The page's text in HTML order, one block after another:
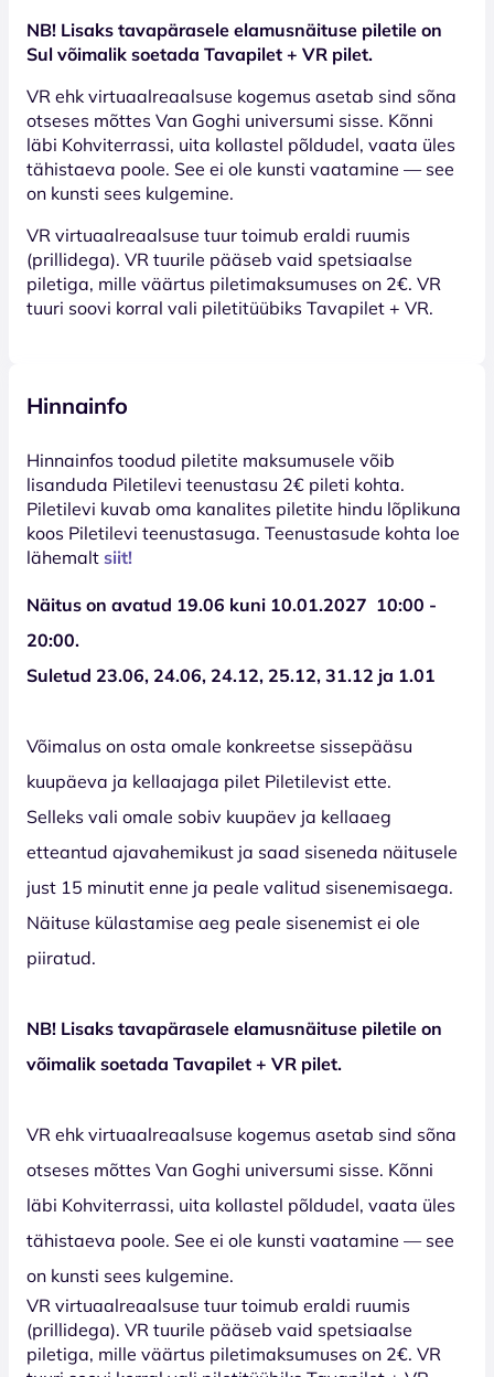
NB! Lisaks tavapärasele elamusnäituse piletile on
Sul võimalik soetada Tavapilet + VR pilet.
VR ehk virtuaalreaalsuse kogemus asetab sind sõna
otseses mõttes Van Goghi universumi sisse. Kõnni
läbi Kohviterrassi, uita kollastel põldudel, vaata üles
tähistaeva poole. See ei ole kunsti vaatamine — see
on kunsti sees kulgemine.
VR virtuaalreaalsuse tuur toimub eraldi ruumis
(prillidega). VR tuurile pääseb vaid spetsiaalse
piletiga, mille väärtus piletimaksumuses on 2€. VR
tuuri soovi korral vali piletitüübiks Tavapilet + VR.
Hinnainfo
Hinnainfos toodud piletite maksumusele võib
lisanduda Piletilevi teenustasu 2€ pileti kohta.
Piletilevi kuvab oma kanalites piletite hindu lõplikuna
koos Piletilevi teenustasuga. Teenustasude kohta loe
lähemalt siit!
Näitus on avatud 19.06 kuni 10.01.2027 10:00 -
20:00.
Suletud 23.06, 24.06, 24.12, 25.12, 31.12 ja 1.01
Võimalus on osta omale konkreetse sissepääsu
kuupäeva ja kellaajaga pilet Piletilevist ette.
Selleks vali omale sobiv kuupäev ja kellaaeg
etteantud ajavahemikust ja saad siseneda näitusele
just 15 minutit enne ja peale valitud sisenemisaega.
Näituse külastamise aeg peale sisenemist ei ole
piiratud.
NB! Lisaks tavapärasele elamusnäituse piletile on
võimalik soetada Tavapilet + VR pilet.
VR ehk virtuaalreaalsuse kogemus asetab sind sõna
otseses mõttes Van Goghi universumi sisse. Kõnni
läbi Kohviterrassi, uita kollastel põldudel, vaata üles
tähistaeva poole. See ei ole kunsti vaatamine — see
on kunsti sees kulgemine.
VR virtuaalreaalsuse tuur toimub eraldi ruumis
(prillidega). VR tuurile pääseb vaid spetsiaalse
piletiga, mille väärtus piletimaksumuses on 2€. VR